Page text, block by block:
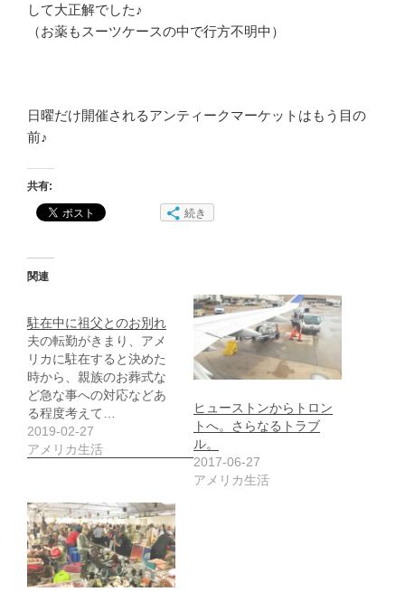
して大正解でした♪
（お薬もスーツケースの中で行方不明中）
日曜だけ開催されるアンティークマーケットはもう目の
前♪
共有:
続き
関連
駐在中に祖父とのお別れ
夫の転勤がきまり、アメ
リカに駐在すると決めた
時から、親族のお葬式な
ど急な事への対応などあ
る程度考えて…
2019-02-27
アメリカ生活
ヒューストンからトロン
トへ。さらなるトラブ
ル。
2017-06-27
アメリカ生活